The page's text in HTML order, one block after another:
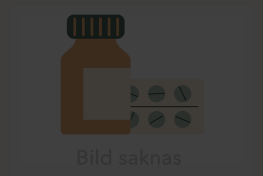
Lista: . Innehåller 1 objekt.